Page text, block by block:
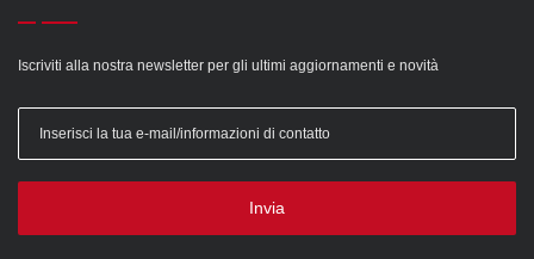
Iscriviti alla nostra newsletter per gli ultimi aggiornamenti e novità
Invia